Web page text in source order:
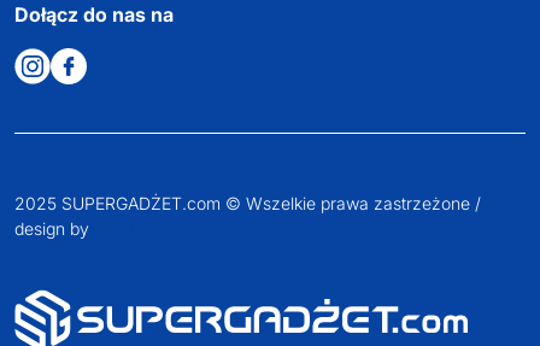
Dołącz do nas na
2025 SUPERGADŻET.com © Wszelkie prawa zastrzeżone /
design by